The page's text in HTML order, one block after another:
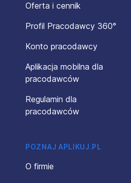
Oferta i cennik
Profil Pracodawcy 360°
Konto pracodawcy
Aplikacja mobilna dla
pracodawców
Regulamin dla
pracodawców
POZNAJ APLIKUJ.PL
O firmie